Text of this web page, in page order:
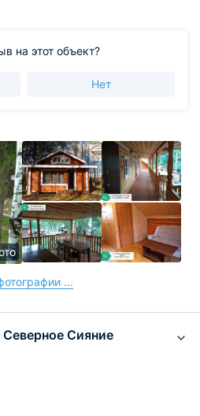
на этот объект?
Нет
...
Северное Сияние